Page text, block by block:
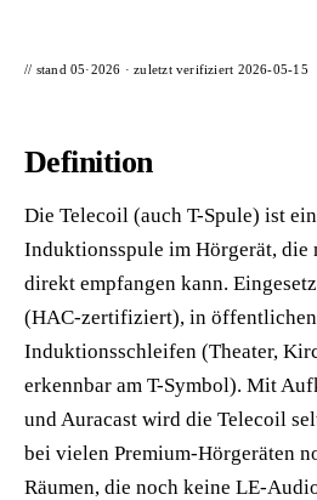
// stand 05·2026 · zuletzt verifiziert 2026-05-15
Definition
Die Telecoil (auch T-Spule) ist
Induktionsspule im Hörgerät, die
direkt empfangen kann.
(HAC-zertifiziert), in öffentlichen
Induktionsschleifen (Theater,
erkennbar am T-Symbol). Mit
und Auracast wird die Telecoil
bei vielen Premium-Hörgeräten
Räumen, die noch keine LE-